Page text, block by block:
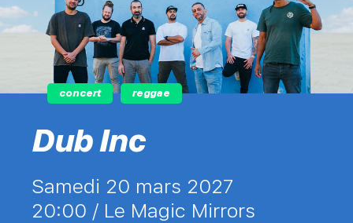
concert reggae
Dub Inc
samedi 20 mars 2027
20:00 / Le Magic Mirrors